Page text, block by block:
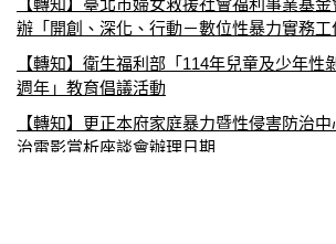
辦「開創、深化、行動－數位性暴力實務工
【轉知】衛生福利部「114年兒童及少年性
週年」教育倡議活動
【轉知】更正本府家庭暴力暨性侵害防治
治電影賞析座談會辦理日期